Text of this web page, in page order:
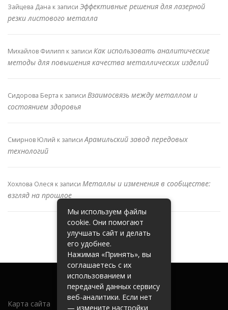
Зайцева Дана к записи Эффективные решения для лазерной
резки листового металла
Михайлов Филипп к записи Как использовать аналитические
методы для повышения качества металлических изделий
Сидорова Берта к записи Взаимосвязь между металлом и
состоянием здоровья
Смирнов Юлий к записиАрамильский завод передовых
технологий
Хохлова Олеся к записи Металлы и изменения в сообществе:
взгляд на прошлое
Карта сайта
Мы используем файлы
cookie. Они помогают
улучшать сайт и делать
его удобнее.
Нажимая «Принять», вы
соглашаетесь с их
использованием и
передачей данных сервису
веб-аналитики. Если нет
— измените настройки